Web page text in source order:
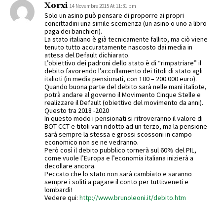
Xorxi 14 Novembre 2015 At 11:31 pm
Solo un asino può pensare di proporre ai propri
concittadini una simile scemenza (un asino o uno a libro
paga dei banchieri).
La stato italiano è già tecnicamente fallito, ma ciò viene
tenuto tutto accuratamente nascosto dai media in
attesa del Default dichiarato.
L’obiettivo dei padroni dello stato è di “rimpatriare” il
debito favorendo l’accollamento dei titoli di stato agli
italioti (in media pensionati, con 100 – 200.000 euro).
Quando buona parte del debito sarà nelle mani italiote,
potrà andare al governo il Movimento Cinque Stelle e
realizzare il Default (obiettivo del movimento da anni).
Questo tra 2018 -2020
In questo modo i pensionati si ritroveranno il valore di
BOT-CCT e titoli vari ridotto ad un terzo, ma la pensione
sarà sempre la stessa e grossi scossoni in campo
economico non se ne vedranno.
Però così il debito pubblico tornerà sul 60% del PIL,
come vuole l’Europa e l’economia italiana inizierà a
decollare ancora.
Peccato che lo stato non sarà cambiato e saranno
sempre i soliti a pagare il conto per tutti:veneti e
lombardi!
Vedere qui: http://www.brunoleoni.it/debito.htm